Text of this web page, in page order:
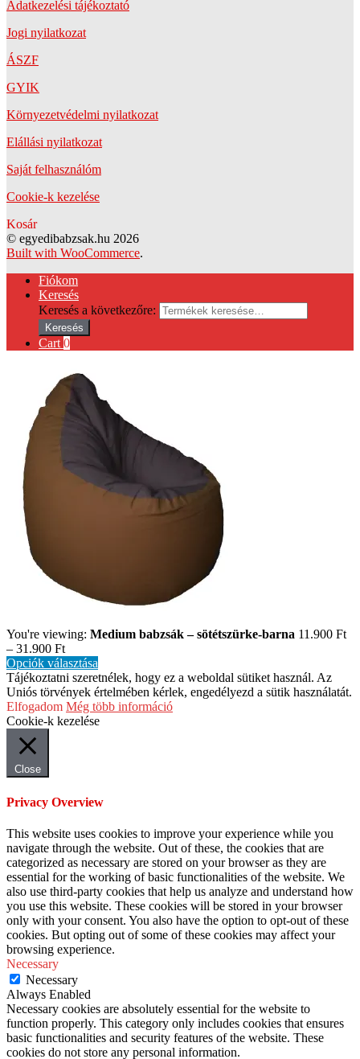
Adatkezelési tájékoztató
Jogi nyilatkozat
ÁSZF
GYIK
Környezetvédelmi nyilatkozat
Elállási nyilatkozat
Saját felhasználóm
Cookie-k kezelése
Kosár
© egyedibabzsak.hu 2026
Built with WooCommerce.
Fiókom
Keresés
Keresés a következőre:
Keresés
Cart 0
You're viewing: Medium babzsák – sötétszürke-barna 11.900 Ft
– 31.900 Ft
Opciók választása
Tájékoztatni szeretnélek, hogy ez a weboldal sütiket használ. Az
Uniós törvények értelmében kérlek, engedélyezd a sütik használatát.
Elfogadom Még több információ
Cookie-k kezelése
Close
Privacy Overview
This website uses cookies to improve your experience while you
navigate through the website. Out of these, the cookies that are
categorized as necessary are stored on your browser as they are
essential for the working of basic functionalities of the website. We
also use third-party cookies that help us analyze and understand how
you use this website. These cookies will be stored in your browser
only with your consent. You also have the option to opt-out of these
cookies. But opting out of some of these cookies may affect your
browsing experience.
Necessary
Necessary
Always Enabled
Necessary cookies are absolutely essential for the website to
function properly. This category only includes cookies that ensures
basic functionalities and security features of the website. These
cookies do not store any personal information.